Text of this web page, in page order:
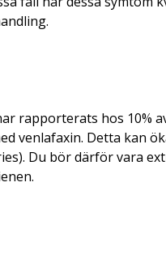
rapporterats hos 10%
venlafaxin. Detta kan
Du bör därför vara